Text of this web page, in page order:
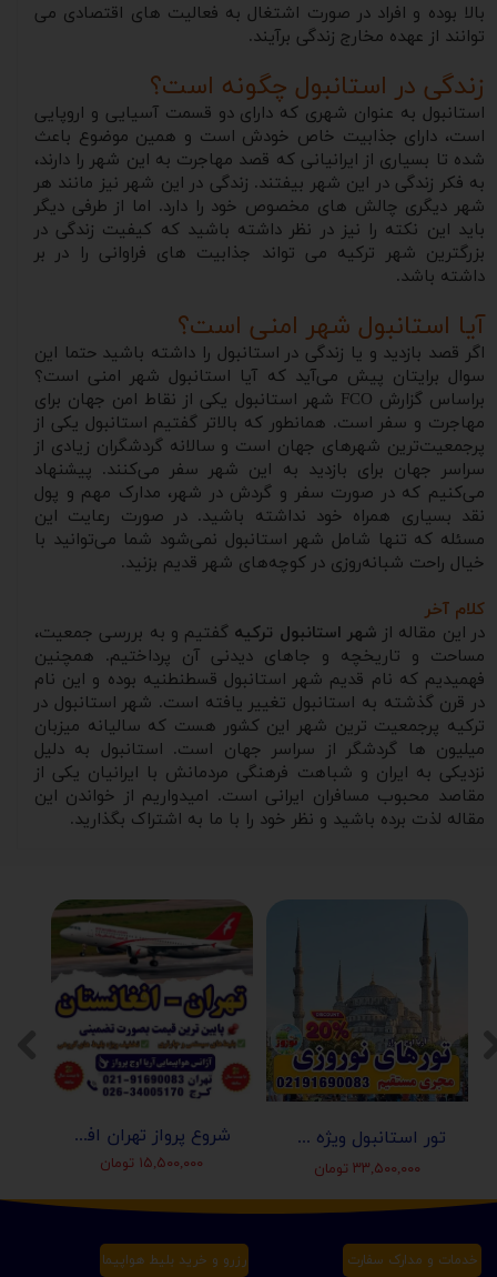
بالا بوده و افراد در صورت اشتغال به فعالیت های اقتصادی می
توانند از عهده مخارج زندگی برآیند.
زندگی در استانبول چگونه است؟
استانبول به عنوان شهری که دارای دو قسمت آسیایی و اروپایی
است، دارای جذابیت خاص خودش است و همین موضوع باعث
شده تا بسیاری از ایرانیانی که قصد مهاجرت به این شهر را دارند،
به فکر زندگی در این شهر بیفتند. زندگی در این شهر نیز مانند هر
شهر دیگری چالش های مخصوص خود را دارد. اما از طرفی دیگر
باید این نکته را نیز در نظر داشته باشید که کیفیت زندگی در
بزرگترین شهر ترکیه می تواند جذابیت های فراوانی را در بر
داشته باشد.
آیا استانبول شهر امنی است؟
اگر قصد بازدید و یا زندگی در استانبول را داشته باشید حتما این
سوال برایتان پیش می‌آید که آیا استانبول شهر امنی است؟
براساس گزارش FCO شهر استانبول یکی از نقاط امن جهان برای
مهاجرت و سفر است. همانطور که بالاتر گفتیم استانبول یکی از
پرجمعیت‌ترین شهرهای جهان است و سالانه گردشگران زیادی از
سراسر جهان برای بازدید به این شهر سفر می‌کنند. پیشنهاد
می‌کنیم که در صورت سفر و گردش در شهر، مدارک مهم و پول
نقد بسیاری همراه خود نداشته باشید. در صورت رعایت این
مسئله که تنها شامل شهر استانبول نمی‌شود شما می‌توانید با
خیال راحت شبانه‌روزی در کوچه‌های شهر قدیم بزنید.
کلام آخر
در این مقاله از شهر استانبول ترکیه گفتیم و به بررسی جمعیت،
مساحت و تاریخچه و جاهای دیدنی آن پرداختیم. همچنین
فهمیدیم که نام قدیم شهر استانبول قسطنطنیه بوده و این نام
در قرن گذشته به استانبول تغییر یافته است. شهر استانبول در
ترکیه پرجمعیت ترین شهر این کشور هست که سالیانه میزبان
میلیون ها گردشگر از سراسر جهان است. استانبول به دلیل
نزدیکی به ایران و شباهت فرهنگی مردمانش با ایرانیان یکی از
مقاصد محبوب مسافران ایرانی است. امیدواریم از خواندن این
مقاله لذت برده باشید و نظر خود را با ما به اشتراک بگذارید.
شروع پرواز تهران افغانستان (کابل-مزارشریف-هرات-قندهار)
۱۵,۵۰۰,۰۰۰ تومان
تور استانبول ویژه عید نوروز 1405 | مجری مستقیم ✈️
۳۳,۵۰۰,۰۰۰ تومان
خدمات و مدارک سفارت رزرو و خرید بلیط هواپیما